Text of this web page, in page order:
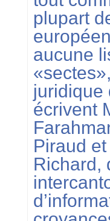
plupart
aucune
juridique
écrivent
Piraud
Richard,